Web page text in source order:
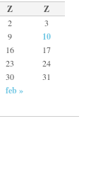
Z Z
2
3
9 10
16 17
23
24
30 31
feb »